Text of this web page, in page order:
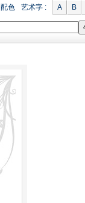
配色 艺术字 : A B